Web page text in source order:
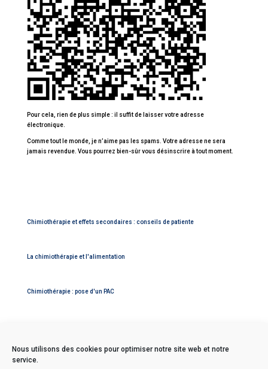
Nous utilisons des cookies pour optimiser notre site web et notre
service.
Pour cela, rien de plus simple : il suffit de laisser votre adresse
électronique.
Comme tout le monde, je n’aime pas les spams. Votre adresse ne sera
jamais revendue. Vous pourrez bien-sûr vous désinscrire à tout moment.
Chimiothérapie et effets secondaires : conseils de patiente
La chimiothérapie et l'alimentation
Chimiothérapie : pose d'un PAC